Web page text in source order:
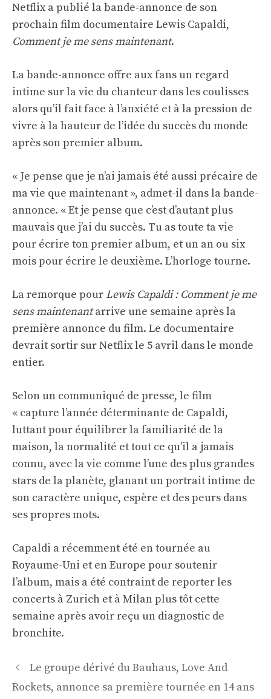
Netflix a publié la bande-annonce de son
prochain film documentaire Lewis Capaldi,
Comment je me sens maintenant.
La bande-annonce offre aux fans un regard
intime sur la vie du chanteur dans les coulisses
alors qu’il fait face à l’anxiété et à la pression de
vivre à la hauteur de l’idée du succès du monde
après son premier album.
« Je pense que je n’ai jamais été aussi précaire de
ma vie que maintenant », admet-il dans la bande-
annonce. « Et je pense que c’est d’autant plus
mauvais que j’ai du succès. Tu as toute ta vie
pour écrire ton premier album, et un an ou six
mois pour écrire le deuxième. L’horloge tourne.
La remorque pour Lewis Capaldi : Comment je me
sens maintenantarrive une semaine après la
première annonce du film. Le documentaire
devrait sortir sur Netflix le 5 avril dans le monde
entier.
Selon un communiqué de presse, le film
« capture l’année déterminante de Capaldi,
luttant pour équilibrer la familiarité de la
maison, la normalité et tout ce qu’il a jamais
connu, avec la vie comme l’une des plus grandes
stars de la planète, glanant un portrait intime de
son caractère unique, espère et des peurs dans
ses propres mots.
Capaldi a récemment été en tournée au
Royaume-Uni et en Europe pour soutenir
l’album, mais a été contraint de reporter les
concerts à Zurich et à Milan plus tôt cette
semaine après avoir reçu un diagnostic de
bronchite.
Navigation
des
Le groupe dérivé du Bauhaus, Love And
Rockets, annonce sa première tournée en 14 ans